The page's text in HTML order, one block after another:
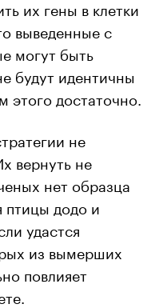
их гены в клетки
выведенные с
могут быть
будут идентичны
достаточно.
не
вернуть не
нет образца
птицы додо и
удастся
из вымерших
повлияет